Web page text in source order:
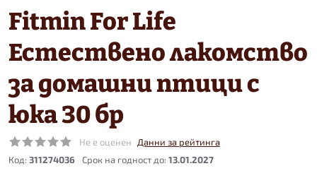
Fitmin For Life
Естествено лакомство
за домашни птици с
юка 30 бр
Не е оценен
Данни за рейтинга
Код: 311274036 13.01.2027